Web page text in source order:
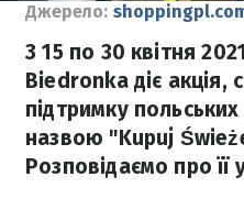
Джерело:
З 15 по 30 квітня
Biedronka діє акція,
підтримку
назвою "Kupuj
Розповідаємо про її